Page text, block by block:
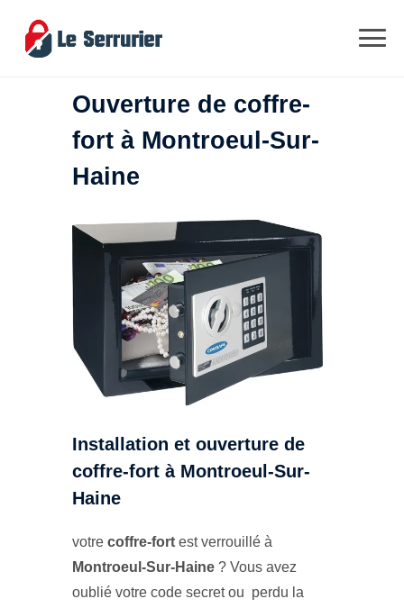
Ouverture de coffre-
fort à Montroeul-Sur-
Haine
Installation et ouverture de
coffre-fort à Montroeul-Sur-
Haine
votre coffre-fort est verrouillé à
Montroeul-Sur-Haine ? Vous avez
oublié votre code secret ou perdu la